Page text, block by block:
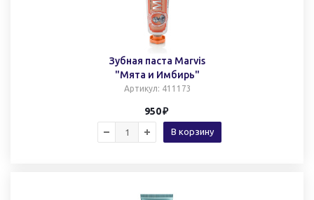
Зубная паста Marvis
"Мята и Имбирь"
Артикул: 411173
950
В корзину